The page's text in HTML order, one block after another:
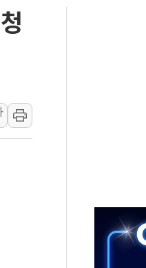
만지작…공습 한계·탄약 부족 현
당 최대 50㎜ 폭우…강원 동해안
상서 모터보트 전복…1명 사망·1
자 기림의 날 참석..."국제적 시민
재검토 지시…與 "적극 환영"·野